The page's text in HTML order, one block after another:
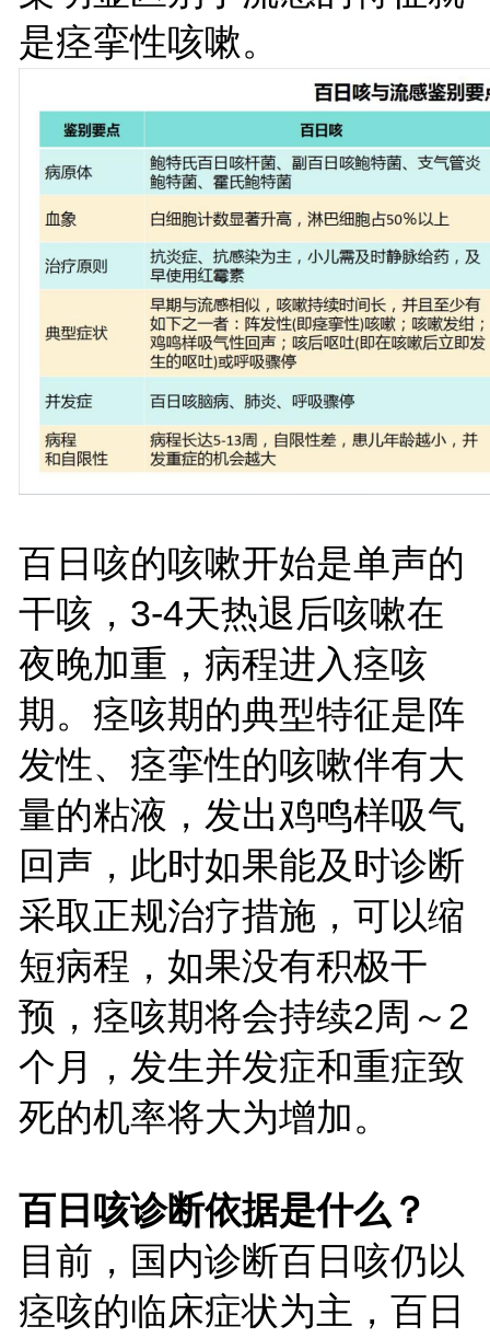
是痉挛性咳嗽。
百日咳的咳嗽开始是单声的
干咳，3-4天热退后咳嗽在
夜晚加重，病程进入痉咳
期。痉咳期的典型特征是阵
发性、痉挛性的咳嗽伴有大
量的粘液，发出鸡鸣样吸气
回声，此时如果能及时诊断
采取正规治疗措施，可以缩
短病程，如果没有积极干
预，痉咳期将会持续2周～2
个月，发生并发症和重症致
死的机率将大为增加。
百日咳诊断依据是什么？
目前，国内诊断百日咳仍以
痉咳的临床症状为主， 百日